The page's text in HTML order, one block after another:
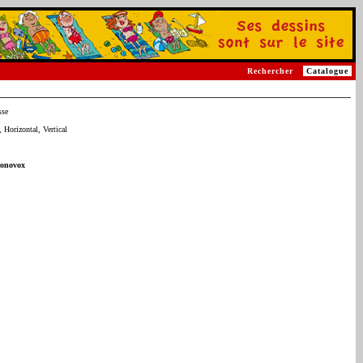
Catalogue
Rechercher
Vertical